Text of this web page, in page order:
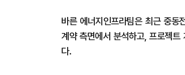
바른 에너지인프라팀은 최근 중
계약 측면에서 분석하고, 프로젝
다.